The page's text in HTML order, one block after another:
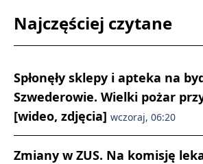
Najczęściej czytane
Spłonęły sklepy i apteka na
Szwederowie. Wielki pożar
[wideo, zdjęcia] wczoraj, 06:20
Zmiany w ZUS. Na komisję